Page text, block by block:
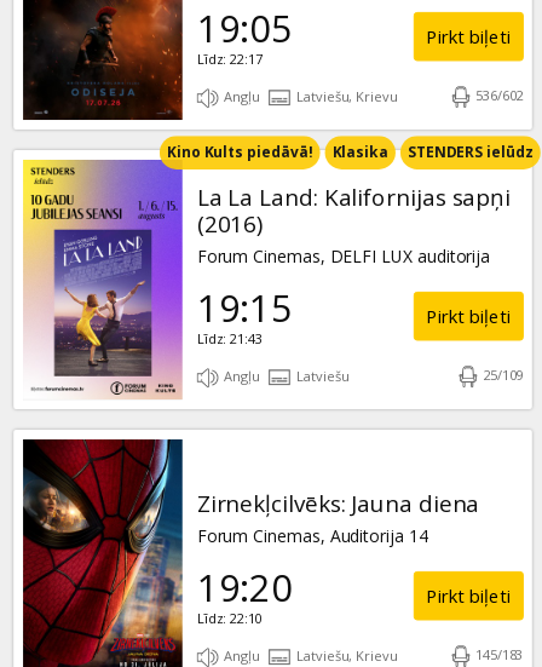
19:05
Līdz: 22:17
Pirkt biļeti
Angļu Latviešu, Krievu 536/602
La La Land: Kalifornijas sapņi
(2016)
Forum Cinemas, DELFI LUX auditorija
Kino Kults piedāvā! Klasika STENDERS ielūdz
19:15
Līdz: 21:43
Pirkt biļeti
Angļu Latviešu 25/109
Zirnekļcilvēks: Jauna diena
Forum Cinemas, Auditorija 14
19:20
Līdz: 22:10
Pirkt biļeti
Angļu Latviešu, Krievu 145/183